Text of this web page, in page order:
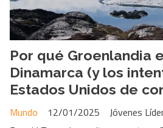
Por qué Groenlandia
Dinamarca (y los
Estados Unidos de
Jóvenes
Mundo
12/01/2025